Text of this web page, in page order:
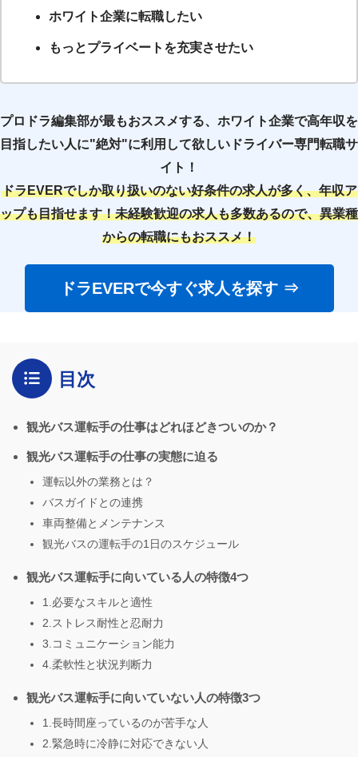
ホワイト企業に転職したい
もっとプライベートを充実させたい
プロドラ編集部が最もおススメする、ホワイト企業で高年収を
目指したい人に"絶対"に利用して欲しいドライバー専門転職サ
イト！
ドラEVERでしか取り扱いのない好条件の求人が多く、年収ア
ップも目指せます！未経験歓迎の求人も多数あるので、異業種
からの転職にもおススメ！
ドラEVERで今すぐ求人を探す ⇒
目次
観光バス運転手の仕事はどれほどきついのか？
観光バス運転手の仕事の実態に迫る
運転以外の業務とは？
バスガイドとの連携
車両整備とメンテナンス
観光バスの運転手の1日のスケジュール
観光バス運転手に向いている人の特徴4つ
1.必要なスキルと適性
2.ストレス耐性と忍耐力
3.コミュニケーション能力
4.柔軟性と状況判断力
観光バス運転手に向いていない人の特徴3つ
1.長時間座っているのが苦手な人
2.緊急時に冷静に対応できない人